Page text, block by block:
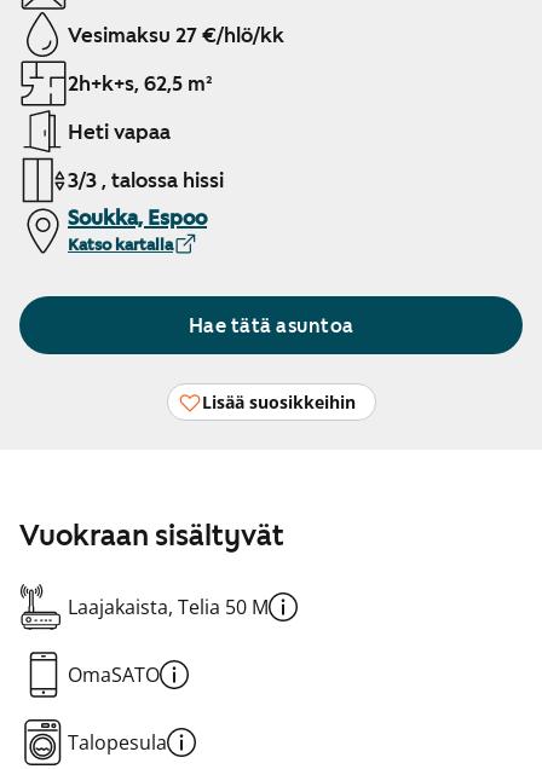
Vesimaksu 27 €/hlö/kk
2h+k+s, 62,5 m²
Heti vapaa
3/3 , talossa hissi
Soukka, Espoo
Katso kartalla
Hae tätä asuntoa
Lisää suosikkeihin
Vuokraan sisältyvät
Laajakaista, Telia 50 M
OmaSATO
Talopesula